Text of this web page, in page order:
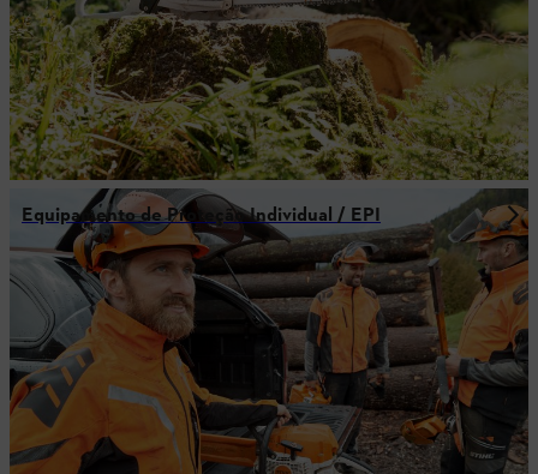
Equipamento de Proteção Individual / EPI